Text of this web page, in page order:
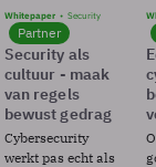
Whitepaper Security
Partner
Security als
cultuur - maak
van regels
bewust gedrag
Cybersecurity
werkt pas echt als